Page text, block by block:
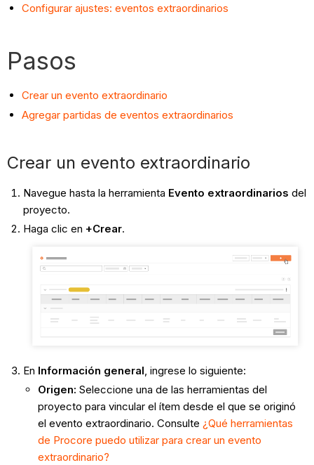
Configurar ajustes: eventos extraordinarios
Pasos
Crear un evento extraordinario
Agregar partidas de eventos extraordinarios
Crear un evento extraordinario
Navegue hasta la herramienta Evento extraordinarios del
proyecto.
Haga clic en +Crear.
En Información general , ingrese lo siguiente:
Origen: Seleccione una de las herramientas del
proyecto para vincular el ítem desde el que se originó
el evento extraordinario. Consulte ¿Qué herramientas
de Procore puedo utilizar para crear un evento
extraordinario?